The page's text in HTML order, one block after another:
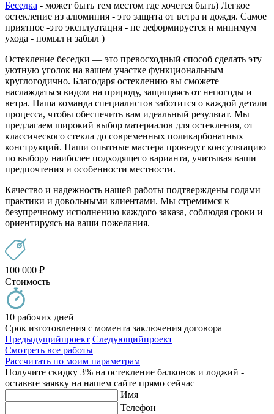
Беседка - может быть тем местом где хочется быть) Легкое
остекление из алюминия - это защита от ветра и дождя. Самое
приятное -это эксплуатация - не деформируется и минимум
ухода - помыл и забыл )
Остекление беседки — это превосходный способ сделать эту
уютную уголок на вашем участке функциональным
круглогодично. Благодаря остеклению вы сможете
наслаждаться видом на природу, защищаясь от непогоды и
ветра. Наша команда специалистов заботится о каждой детали
процесса, чтобы обеспечить вам идеальный результат. Мы
предлагаем широкий выбор материалов для остекления, от
классического стекла до современных поликарбонатных
конструкций. Наши опытные мастера проведут консультацию
по выбору наиболее подходящего варианта, учитывая ваши
предпочтения и особенности местности.
Качество и надежность нашей работы подтверждены годами
практики и довольными клиентами. Мы стремимся к
безупречному исполнению каждого заказа, соблюдая сроки и
ориентируясь на ваши пожелания.
100 000 ₽
Стоимость
10 рабочих дней
Срок изготовления с момента заключения договора
Предыдущийпроект Следующийпроект
Смотреть все работы
Рассчитать по моим параметрам
Получите скидку 3% на остекление балконов и лоджий -
оставьте заявку на нашем сайте прямо сейчас
Имя
Телефон